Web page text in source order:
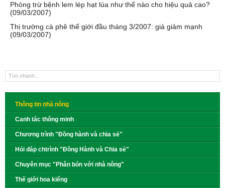
Phòng trừ bệnh lem lép hạt lúa như thế nào cho hiệu quả cao?
(09/03/2007)
Thị trường cà phê thế giới đầu tháng 3/2007: giá giảm mạnh
(09/03/2007)
Thông tin nhà nông
Canh tác thông minh
Chương trình "Đồng hành và chia sẻ"
Hỏi đáp chtrình "Đồng Hành và Chia sẻ"
Chuyên mục "Phân bón với nhà nông"
Thế giới hoa kiểng